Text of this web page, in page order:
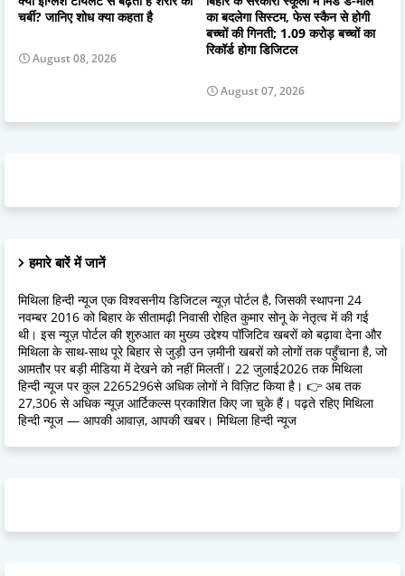
चर्बी? जानिए शोध क्या कहता है
August 08, 2026
का बदलेगा सिस्टम, फेस स्कैन से होगी
बच्चों की गिनती; 1.09 करोड़ बच्चों का
रिकॉर्ड होगा डिजिटल
August 07, 2026
हमारे बारें में जानें
मिथिला हिन्दी न्यूज एक विश्वसनीय डिजिटल न्यूज़ पोर्टल है, जिसकी स्थापना 24
नवम्बर 2016 को बिहार के सीतामढ़ी निवासी रोहित कुमार सोनू के नेतृत्व में की गई
थी। इस न्यूज़ पोर्टल की शुरुआत का मुख्य उद्देश्य पॉजिटिव खबरों को बढ़ावा देना और
मिथिला के साथ-साथ पूरे बिहार से जुड़ी उन ज़मीनी खबरों को लोगों तक पहुँचाना है, जो
आमतौर पर बड़ी मीडिया में देखने को नहीं मिलतीं। 22 जुलाई2026 तक मिथिला
हिन्दी न्यूज पर कुल 2265296से अधिक लोगों ने विज़िट किया है। 👉 अब तक
27,306 से अधिक न्यूज़ आर्टिकल्स प्रकाशित किए जा चुके हैं। पढ़ते रहिए मिथिला
हिन्दी न्यूज — आपकी आवाज़, आपकी खबर। मिथिला हिन्दी न्यूज